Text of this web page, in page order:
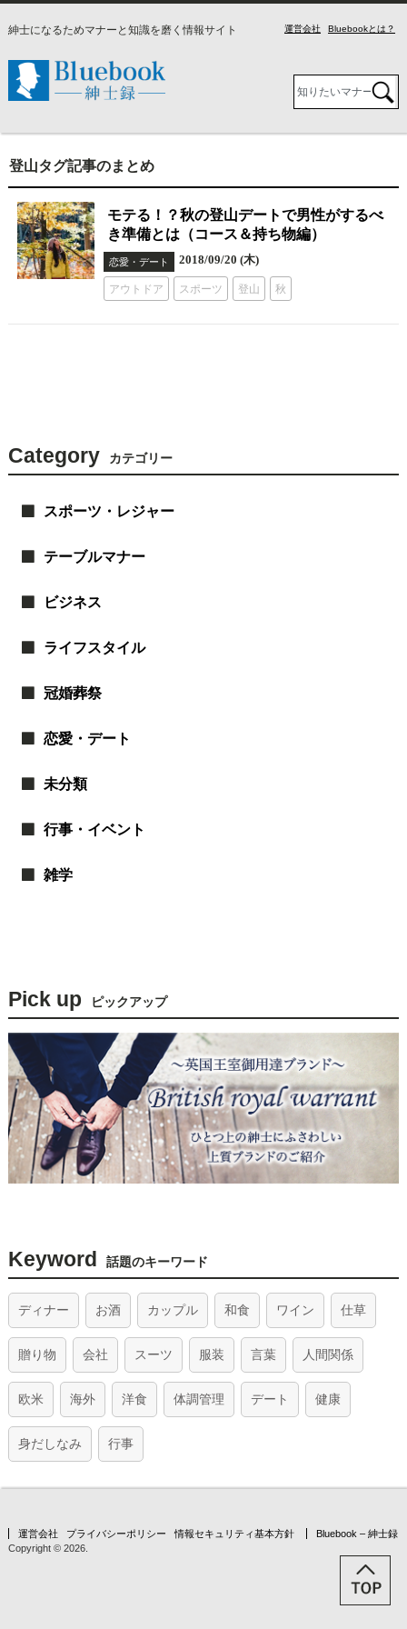
紳士になるためマナーと知識を磨く情報サイト Bluebookとは？
運営会社
登山タグ記事のまとめ
モテる！？秋の登山デートで男性がするべ
き準備とは（コース＆持ち物編）
恋愛・デート 2018/09/20 (木)
アウトドア スポーツ 登山 秋
Category カテゴリー
スポーツ・レジャー
テーブルマナー
ビジネス
ライフスタイル
冠婚葬祭
恋愛・デート
未分類
行事・イベント
雑学
Pick up ピックアップ
Keyword 話題のキーワード
ディナー お酒 カップル 和食 ワイン 仕草
贈り物 会社 スーツ 服装 言葉 人間関係
欧米 海外 洋食 体調管理 デート 健康
身だしなみ 行事
運営会社 プライバシーポリシー 情報セキュリティ基本方針
Bluebook – 紳士録
Copyright © 2026.